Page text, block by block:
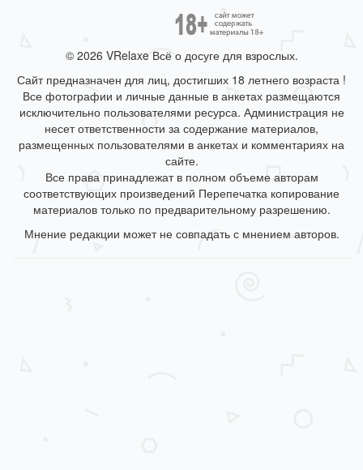
© 2026 VRelaxe Всё о досуге для взрослых.
Сайт предназначен для лиц, достигших 18 летнего возраста !
Все фотографии и личные данные в анкетах размещаются
исключительно пользователями ресурса. Администрация не
несет ответственности за содержание материалов,
размещенных пользователями в анкетах и комментариях на
сайте.
Все права принадлежат в полном объеме авторам
соответствующих произведений Перепечатка копирование
материалов только по предварительному разрешению.
Мнение редакции может не совпадать с мнением авторов.